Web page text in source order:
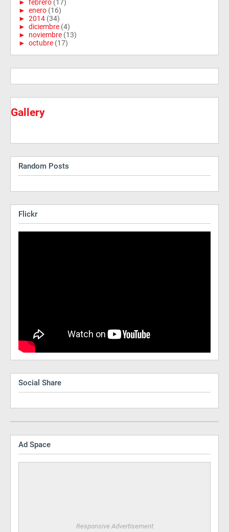
► febrero (17)
► enero (16)
► 2014 (34)
► diciembre (4)
► noviembre (13)
► octubre (17)
Gallery
Random Posts
Flickr
Social Share
Ad Space
Responsive Advertisement